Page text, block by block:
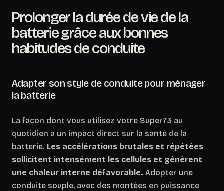
Prolonger la durée de vie de la
batterie grâce aux bonnes
habitudes de conduite
Adapter son style de conduite pour ménager
la batterie
La façon dont vous utilisez votre Super73 au
quotidien a un impact direct sur la santé de la
batterie. Les accélérations brutales et répétées
sollicitent intensément les cellules et génèrent
une chaleur interne défavorable. Adopter une
conduite souple, avec des montées en puissance